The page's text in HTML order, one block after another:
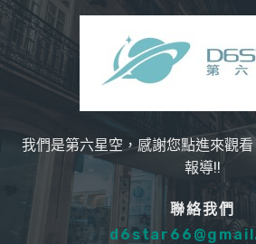
我們是第六星空，感謝您點進來觀
報導!!
聯絡我們